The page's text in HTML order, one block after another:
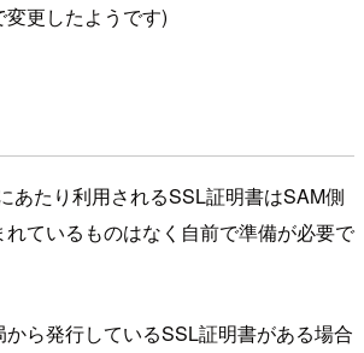
更したようです)
あたり利用されるSSL証明書はSAM側
ているものはなく自前で準備が必要で
ら発行しているSSL証明書がある場合